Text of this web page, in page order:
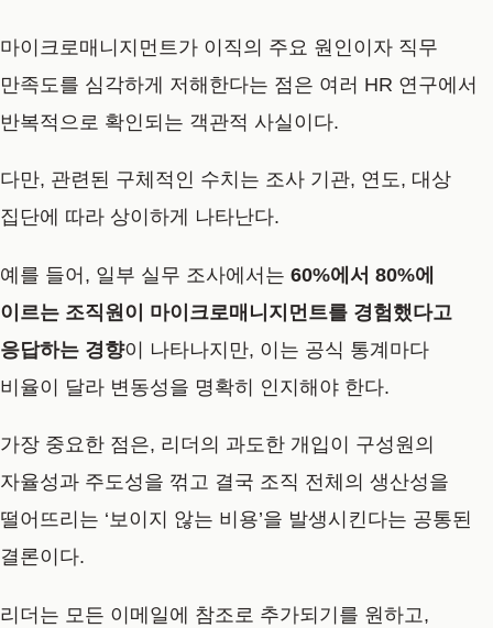
마이크로매니지먼트가 이직의 주요 원인이자 직무
만족도를 심각하게 저해한다는 점은 여러 HR 연구에서
반복적으로 확인되는 객관적 사실이다.
다만, 관련된 구체적인 수치는 조사 기관, 연도, 대상
집단에 따라 상이하게 나타난다.
예를 들어, 일부 실무 조사에서는 60%에서 80%에
이르는 조직원이 마이크로매니지먼트를 경험했다고
응답하는 경향이 나타나지만, 이는 공식 통계마다
비율이 달라 변동성을 명확히 인지해야 한다.
가장 중요한 점은, 리더의 과도한 개입이 구성원의
자율성과 주도성을 꺾고 결국 조직 전체의 생산성을
떨어뜨리는 ‘보이지 않는 비용’을 발생시킨다는 공통된
결론이다.
리더는 모든 이메일에 참조로 추가되기를 원하고,